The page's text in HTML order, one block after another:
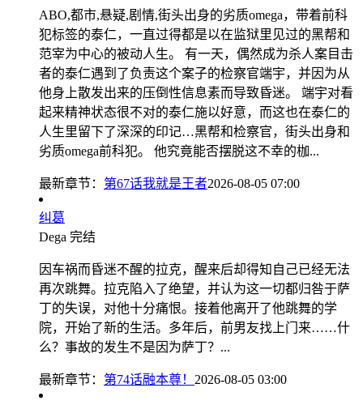
ABO,都市,悬疑,剧情,街头出身的劣质omega，带着前科
犯标签的泰仁，一直过得都是以在监狱里见过的黑帮和
范宰为中心的被动人生。 有一天，偶然成为杀人案目击
者的泰仁遇到了负责这个案子的检察官端宇，并因为从
他身上散发出来的压倒性信息素而导致昏迷。 端宇对看
起来精神状态很不对的泰仁施以好意，而这也在泰仁的
人生里留下了深深的印记…黑帮和检察官，街头出身和
劣质omega前科犯。 他究竟能否摆脱这不幸的枷...
最新章节： 第67话我就是王者2026-08-05 07:00
纠葛
Dega 完结
因车祸而昏迷不醒的拉克，醒来后却得知自己已经无法
再次跳舞。拉克陷入了绝望，并认为这一切都归咎于萨
丁的失误，对他十分痛恨。接着他离开了他跳舞的学
院，开始了新的生活。多年后，前男友找上门来……什
么？事故的发生不是因为萨丁？...
最新章节： 第74话融本尊！ 2026-08-05 03:00